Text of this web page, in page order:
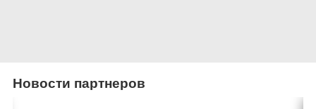
Новости партнеров